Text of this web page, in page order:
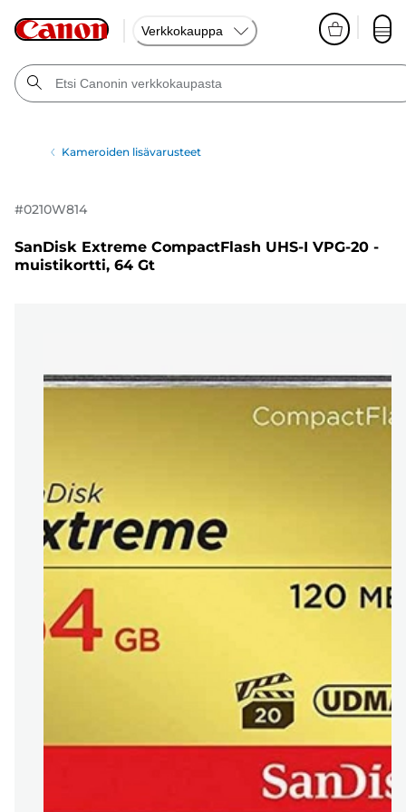
Verkkokauppa
Kameroiden lisävarusteet
#0210W814
SanDisk Extreme CompactFlash UHS-I VPG-20 -
muistikortti, 64 Gt